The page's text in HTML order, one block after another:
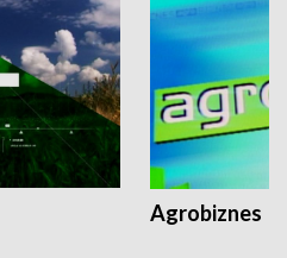
Agrobiznes